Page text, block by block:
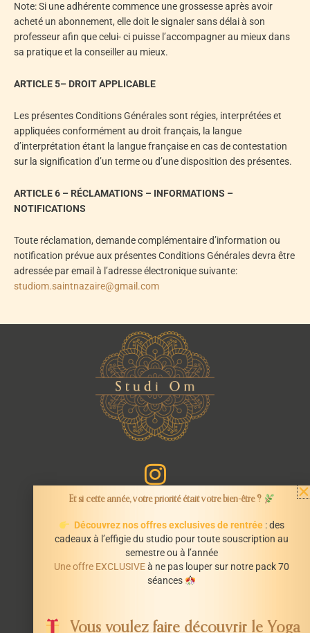
Note: Si une adhérente commence une grossesse après avoir
acheté un abonnement, elle doit le signaler sans délai à son
professeur afin que celui- ci puisse l’accompagner au mieux dans
sa pratique et la conseiller au mieux.
ARTICLE 5– DROIT APPLICABLE
Les présentes Conditions Générales sont régies, interprétées et
appliquées conformément au droit français, la langue
d’interprétation étant la langue française en cas de contestation
sur la signification d’un terme ou d’une disposition des présentes.
ARTICLE 6 – RÉCLAMATIONS – INFORMATIONS –
NOTIFICATIONS
Toute réclamation, demande complémentaire d’information ou
notification prévue aux présentes Conditions Générales devra être
adressée par email à l’adresse électronique suivante:
studiom.saintnazaire@gmail.com
INFORMATIONS
Mentions légales
STUDI’OM
Et si cette année, votre priorité était votre bien-être ?
Découvrez nos offres exclusives de rentrée: des
cadeaux à l’effigie du studio pour toute souscription au
semestre ou à l’année
Une offre EXCLUSIVEà ne pas louper sur notre pack 70
séances
Vous voulez faire découvrir le Yoga